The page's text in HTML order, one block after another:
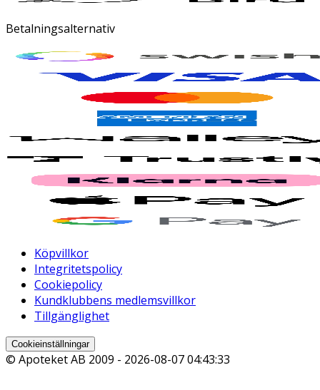
Betalningsalternativ
Köpvillkor
Integritetspolicy
Cookiepolicy
Kundklubbens medlemsvillkor
Tillgänglighet
Cookieinställningar
© Apoteket AB 2009 - 2026-08-07 04:43:33